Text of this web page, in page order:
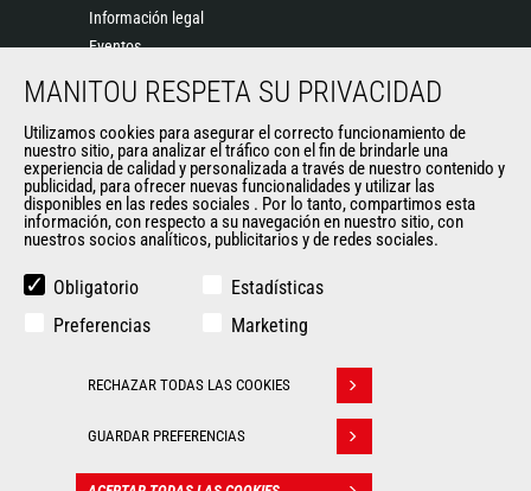
Información legal
Eventos
Historia
General Terms and Conditions of Sale
OTROS SITIOS DEL GRUPO
Manitou Group
Empleo
RMI Manitou
Edge Attachments
Manitou.com
Información
Politique de protection
des données
MANITOU RESPETA SU PRIVACIDAD
Utilizamos cookies para asegurar el correcto funcionamiento de
nuestro sitio, para analizar el tráfico con el fin de brindarle una
experiencia de calidad y personalizada a través de nuestro contenido y
publicidad, para ofrecer nuevas funcionalidades y utilizar las
disponibles en las redes sociales . Por lo tanto, compartimos esta
información, con respecto a su navegación en nuestro sitio, con
nuestros socios analíticos, publicitarios y de redes sociales.
Obligatorio
Estadísticas
Preferencias
Marketing
RECHAZAR TODAS LAS COOKIES
GUARDAR PREFERENCIAS